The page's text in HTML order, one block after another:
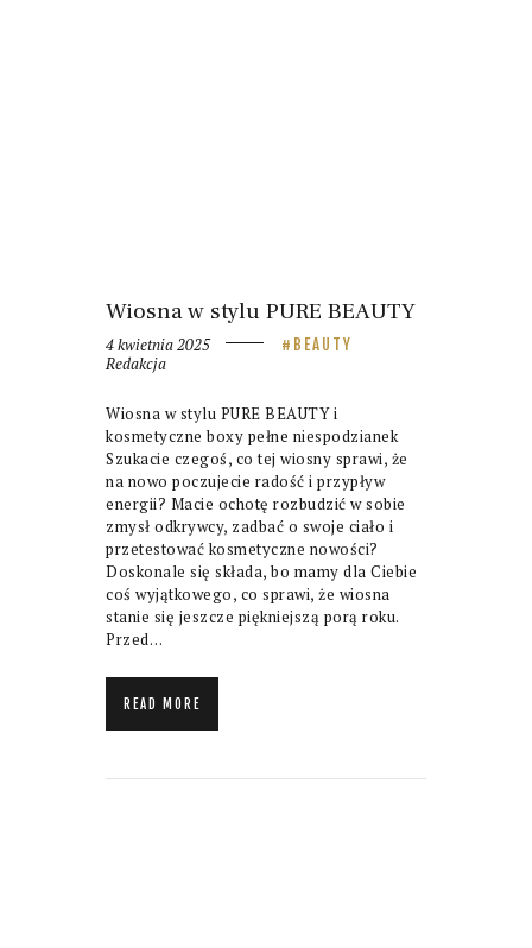
Wiosna w stylu PURE BEAUTY
4 kwietnia 2025 BEAUTY
Redakcja
Wiosna w stylu PURE BEAUTY i
kosmetyczne boxy pełne niespodzianek
Szukacie czegoś, co tej wiosny sprawi, że
na nowo poczujecie radość i przypływ
energii? Macie ochotę rozbudzić w sobie
zmysł odkrywcy, zadbać o swoje ciało i
przetestować kosmetyczne nowości?
Doskonale się składa, bo mamy dla Ciebie
coś wyjątkowego, co sprawi, że wiosna
stanie się jeszcze piękniejszą porą roku.
Przed…
READ MORE